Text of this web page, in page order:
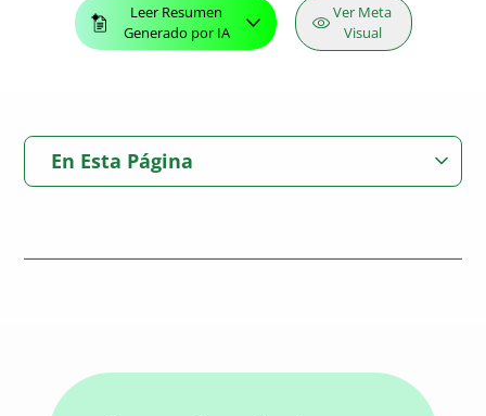
Leer Resumen
Generado por IA
Ver Meta
Visual
En Esta Página